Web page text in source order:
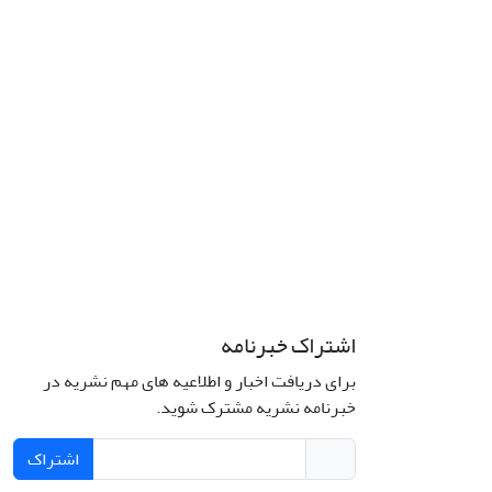
اشتراک خبرنامه
برای دریافت اخبار و اطلاعیه های مهم نشریه در
خبرنامه نشریه مشترک شوید.
اشتراک